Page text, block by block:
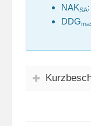
NAKSA
DDG